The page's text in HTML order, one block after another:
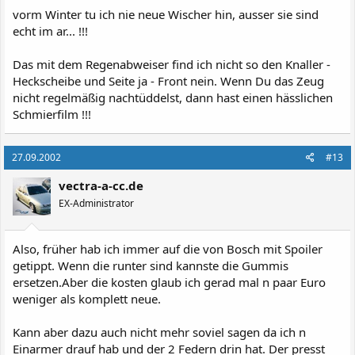
vorm Winter tu ich nie neue Wischer hin, ausser sie sind
echt im ar... !!!
Das mit dem Regenabweiser find ich nicht so den Knaller -
Heckscheibe und Seite ja - Front nein. Wenn Du das Zeug
nicht regelmäßig nachtüddelst, dann hast einen hässlichen
Schmierfilm !!!
27.09.2002 #13
vectra-a-cc.de
EX-Administrator
Also, früher hab ich immer auf die von Bosch mit Spoiler
getippt. Wenn die runter sind kannste die Gummis
ersetzen.Aber die kosten glaub ich gerad mal n paar Euro
weniger als komplett neue.
Kann aber dazu auch nicht mehr soviel sagen da ich n
Einarmer drauf hab und der 2 Federn drin hat. Der presst